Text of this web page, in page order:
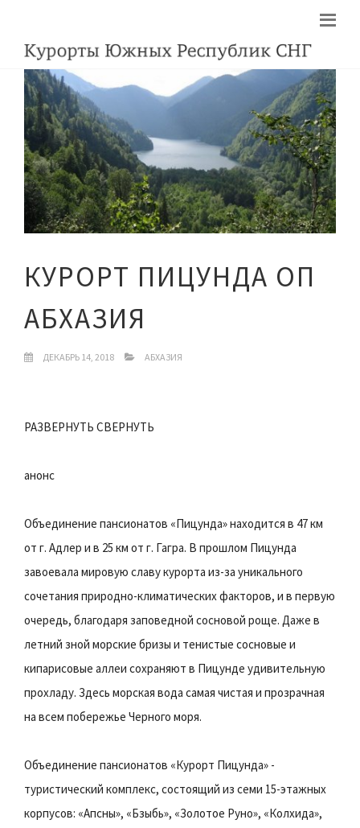
КУРОРТ ПИЦУНДА ОП
АБХАЗИЯ
ДЕКАБРЬ 14, 2018 АБХАЗИЯ
РАЗВЕРНУТЬ СВЕРНУТЬ
анонс
Объединение пансионатов «Пицунда» находится в 47 км
от г. Адлер и в 25 км от г. Гагра. В прошлом Пицунда
завоевала мировую славу курорта из-за уникального
сочетания природно-климатических факторов, и в первую
очередь, благодаря заповедной сосновой роще. Даже в
летний зной морские бризы и тенистые сосновые и
кипарисовые аллеи сохраняют в Пицунде удивительную
прохладу. Здесь морская вода самая чистая и прозрачная
на всем побережье Черного моря.
Объединение пансионатов «Курорт Пицунда» -
туристический комплекс, состоящий из семи 15-этажных
корпусов: «Апсны», «Бзыбь», «Золотое Руно», «Колхида»,